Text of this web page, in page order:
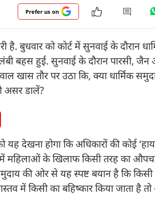
Prefer us on
बुधवार को कोर्ट में सुनवाई के दौरान
बहस हुई. सुनवाई के दौरान पारसी,
तौर पर उठा कि, क्या धार्मिक
असर डालें?
देखना होगा कि अधिकारों की कोई
में महिलाओं के खिलाफ किसी तरह का
की ओर से यह स्पष्ट बयान है कि किसी
में किसी का बहिष्कार किया जाता है